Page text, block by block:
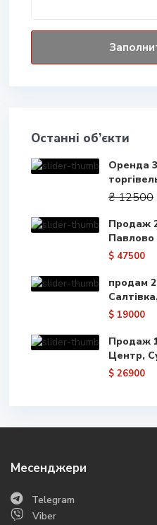
Останні об’єкти
Оренда
₴ 12500
Продаж
Павлово
$ 47500
продам
$ 19000
Продаж
Центр,
$ 26900
Месенджери
Telegram
Viber